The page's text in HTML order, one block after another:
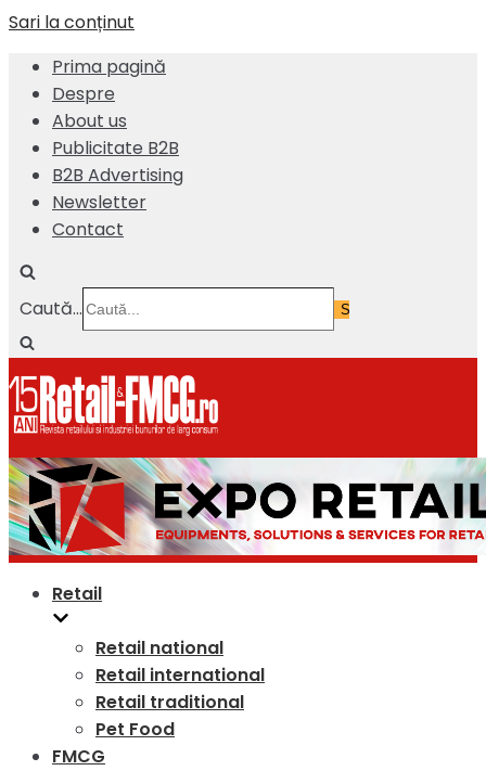
Sari la conținut
Prima pagină
Despre
About us
Publicitate B2B
B2B Advertising
Newsletter
Contact
Caută...
Retail
Retail national
Retail international
Retail traditional
Pet Food
FMCG